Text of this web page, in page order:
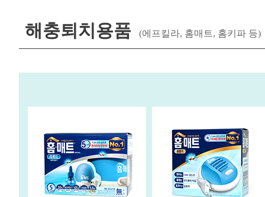
해충퇴치용품 (에프킬라, 홈매트, 홈키파 등)